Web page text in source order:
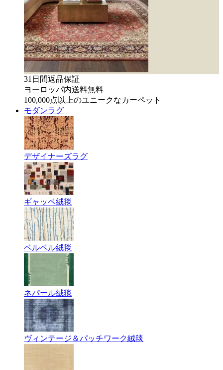
31日間返品保証
ヨーロッパ内送料無料
100,000点以上のユニークなカーペット
モダンラグ
デザイナーズラグ
ギャッベ絨毯
ベルベル絨毯
ネパール絨毯
ヴィンテージ＆パッチワーク絨毯